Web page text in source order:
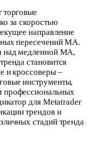
торговые
за скоростью
направление
пересечений MA.
над медленной МА,
становится
и кроссоверы –
инструменты,
профессиональных
для Metatrader
трендов и
стадий тренда